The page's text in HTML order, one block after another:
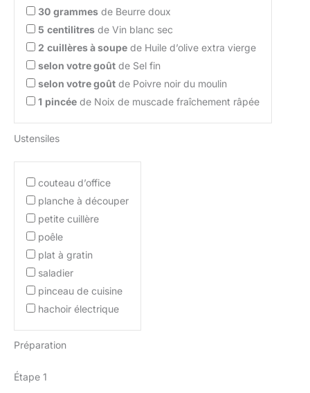
30 grammes de Beurre doux
5 centilitres de Vin blanc sec
2 cuillères à soupe de Huile d’olive extra vierge
selon votre goût de Sel fin
selon votre goût de Poivre noir du moulin
1 pincée de Noix de muscade fraîchement râpée
Ustensiles
couteau d’office
planche à découper
petite cuillère
poêle
plat à gratin
saladier
pinceau de cuisine
hachoir électrique
Préparation
Étape 1